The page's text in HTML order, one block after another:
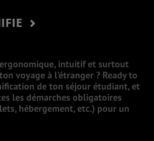
intuitif et surtout
voyage à l’étranger ? Ready to
de ton séjour étudiant, et
les démarches obligatoires
hébergement, etc.) pour un